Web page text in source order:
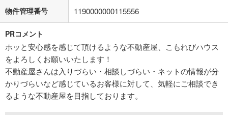
物件管理番号 1190000000115556
PRコメント
ホッと安心感を感じて頂けるような不動産屋、こもれびハウス
をよろしくお願いいたします！
不動産屋さんは入りづらい・相談しづらい・ネットの情報が分
かりづらいなど感じているお客様に対して、気軽にご相談でき
るような不動産屋を目指しております。